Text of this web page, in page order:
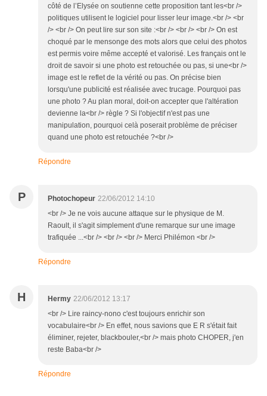
côté de l’Elysée on soutienne cette proposition tant les<br />
politiques utilisent le logiciel pour lisser leur image.<br /> <br
/> <br /> On peut lire sur son site :<br /> <br /> <br /> On est
choqué par le mensonge des mots alors que celui des photos
est permis voire même accepté et valorisé. Les français ont le
droit de savoir si une photo est retouchée ou pas, si une<br />
image est le reflet de la vérité ou pas. On précise bien
lorsqu'une publicité est réalisée avec trucage. Pourquoi pas
une photo ? Au plan moral, doit-on accepter que l'altération
devienne la<br /> règle ? Si l'objectif n'est pas une
manipulation, pourquoi celà poserait problème de préciser
quand une photo est retouchée ?<br />
Répondre
P Photochopeur 22/06/2012 14:10
<br /> Je ne vois aucune attaque sur le physique de M.
Raoult, il s'agit simplement d'une remarque sur une image
trafiquée ...<br /> <br /> <br /> Merci Philémon <br />
Répondre
H Hermy 22/06/2012 13:17
<br /> Lire raincy-nono c'est toujours enrichir son
vocabulaire<br /> En effet, nous savions que E R s'était fait
éliminer, rejeter, blackbouler,<br /> mais photo CHOPER, j'en
reste Baba<br />
Répondre